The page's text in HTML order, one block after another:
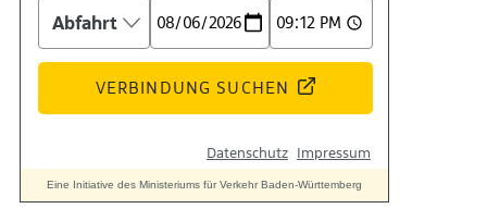
Verbände
Geschichte